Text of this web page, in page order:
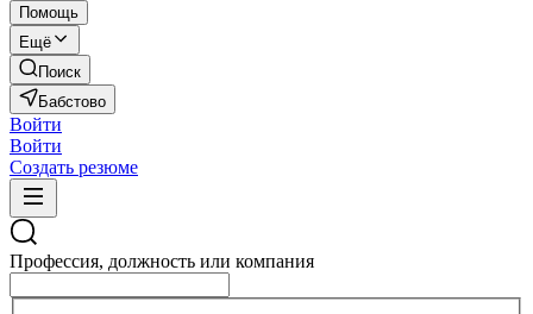
Помощь
Ещё
Поиск
Бабстово
Войти
Войти
Создать резюме
Профессия, должность или компания